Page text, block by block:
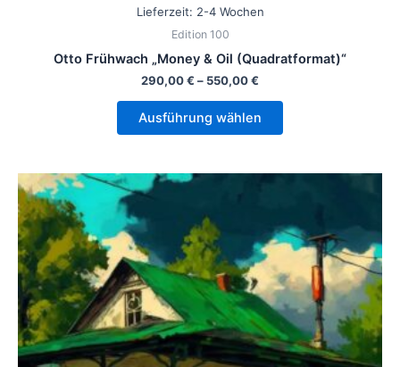
Lieferzeit: 2-4 Wochen
Edition 100
Otto Frühwach „Money & Oil (Quadratformat)“
290,00€ – 550,00€
Ausführung wählen
weist
mehrere
Varianten
auf.
Die
Optionen
können